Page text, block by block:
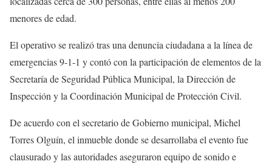
menores de edad.
El operativo se realizó tras una denuncia ciudadana a la línea de
emergencias 9-1-1 y contó con la participación de elementos de la
Secretaría de Seguridad Pública Municipal, la Dirección de
Inspección y la Coordinación Municipal de Protección Civil.
De acuerdo con el secretario de Gobierno municipal, Michel
Torres Olguín, el inmueble donde se desarrollaba el evento fue
clausurado y las autoridades aseguraron equipo de sonido e